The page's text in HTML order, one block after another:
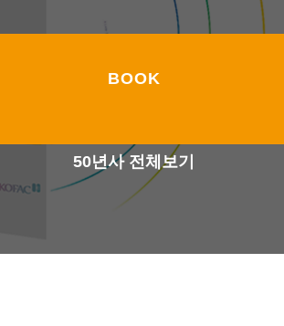
BOOK
50년사 전체보기